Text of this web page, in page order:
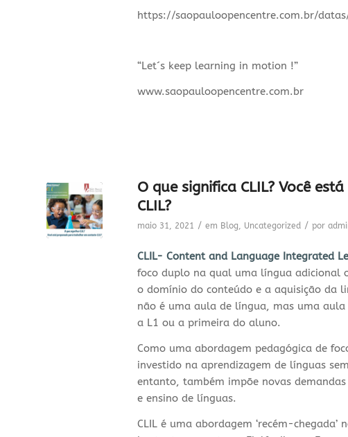
https://saopauloopencentre.com.br/
“Let´s keep learning in motion !”
www.saopauloopencentre.com.br
O que significa CLIL? Você
CLIL?
maio 31, 2021 / em Blog Uncategorized / por
CLIL- Content and Language Integrated
foco duplo na qual uma língua adicional
o domínio do conteúdo e a aquisição da
não é uma aula de língua, mas uma
a L1 ou a primeira do aluno.
Como uma abordagem pedagógica de
investido na aprendizagem de línguas
entanto, também impõe novas
e ensino de línguas.
CLIL é uma abordagem ‘recém-